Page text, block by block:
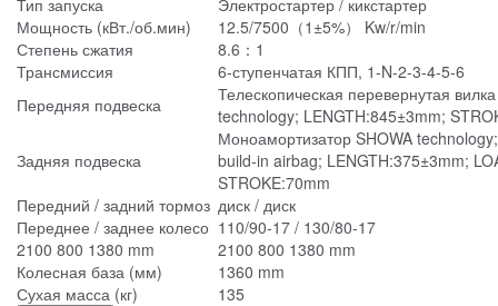
Мощность (кВт./об.мин)
12.5/7500（1±5%） Kw/r/min
Степень сжатия
8.6：1
Трансмиссия
6-ступенчатая КПП, 1-N-2-3-4-5-6
Передняя подвеска
Телескопическая перевернутая
technology; LENGTH:845±3mm;
Задняя подвеска
Моноамортизатор SHOWA
build-in airbag; LENGTH:375±3mm;
STROKE:70mm
Передний / задний тормоз диск / диск
Переднее / заднее колесо 110/90-17 / 130/80-17
2100 800 1380 mm
2100 800 1380 mm
Колесная база (мм)
1360 mm
Сухая масса (кг)
135